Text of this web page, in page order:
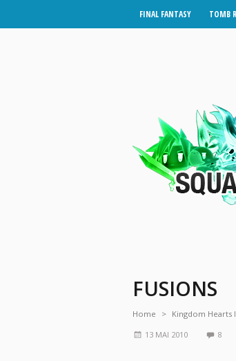
FINAL FANTASY TOMB
FUSIONS
Home Kingdom Hearts
13 MAI 2010
8